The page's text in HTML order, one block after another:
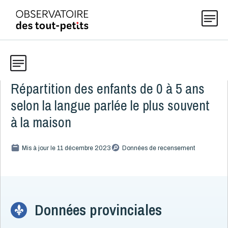
Thématiques
Explorer les données 0-5
Publications
À propos
Données
Immigration
Langues parlées à la maison
Répartition des enfants de 0 à 5 ans
selon la langue parlée le plus souvent
à la maison
Mis à jour le 11 décembre 2023 Données de recensement
Données provinciales